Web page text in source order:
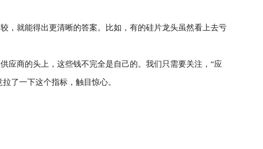
，就能得出更清晰的答案。比如，有的硅片龙头虽然看上去亏
应商的头上，这些钱不完全是自己的。我们只需要关注，“应
了一下这个指标，触目惊心。